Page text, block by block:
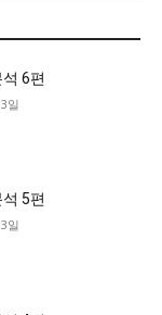
6편
일
5편
일